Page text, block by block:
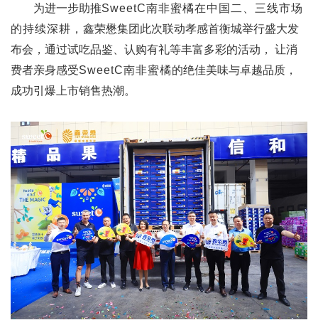
为进一步助推SweetC南非蜜橘在中国二、三线市场
的持续深耕， 鑫荣懋集团此次联动孝感首衡城举行盛大发
布会，通过试吃品鉴、认购有礼等丰富多彩的活动， 让消
费者亲身感受SweetC南非蜜橘的绝佳美味与卓越品质，
成功引爆上市销售热潮。